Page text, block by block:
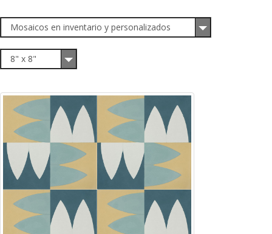
Mosaicos en inventario y personalizados
8" x 8"